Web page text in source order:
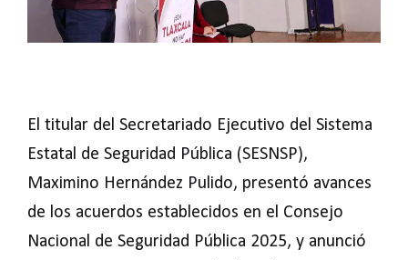
El titular del Secretariado Ejecutivo del Sistema
Estatal de Seguridad Pública (SESNSP),
Maximino Hernández Pulido, presentó avances
de los acuerdos establecidos en el Consejo
Nacional de Seguridad Pública 2025, y anunció